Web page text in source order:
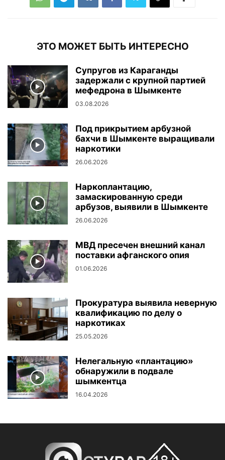
ЭТО МОЖЕТ БЫТЬ ИНТЕРЕСНО
Супругов из Караганды
задержали с крупной партией
мефедрона в Шымкенте
03.08.2026
Под прикрытием арбузной
бахчи в Шымкенте выращивали
наркотики
26.06.2026
Наркоплантацию,
замаскированную среди
арбузов, выявили в Шымкенте
26.06.2026
МВД пресечен внешний канал
поставки афганского опия
01.06.2026
Прокуратура выявила неверную
квалификацию по делу о
наркотиках
25.05.2026
Нелегальную «плантацию»
обнаружили в подвале
шымкентца
16.04.2026